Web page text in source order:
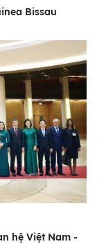
Bissau
hệ Việt Nam -